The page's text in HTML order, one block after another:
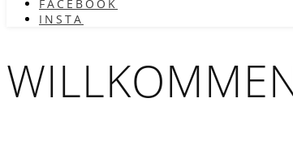
FACEBOOK
INSTA